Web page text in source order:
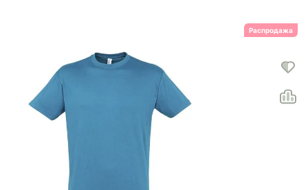
Распродажа